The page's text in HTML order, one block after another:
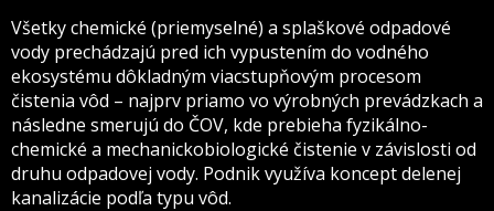
Všetky chemické (priemyselné) a splaškové odpadové
vody prechádzajú pred ich vypustením do vodného
ekosystému dôkladným viacstupňovým procesom
čistenia vôd – najprv priamo vo výrobných prevádzkach a
následne smerujú do ČOV, kde prebieha fyzikálno-
chemické a mechanickobiologické čistenie v závislosti od
druhu odpadovej vody. Podnik využíva koncept delenej
kanalizácie podľa typu vôd.